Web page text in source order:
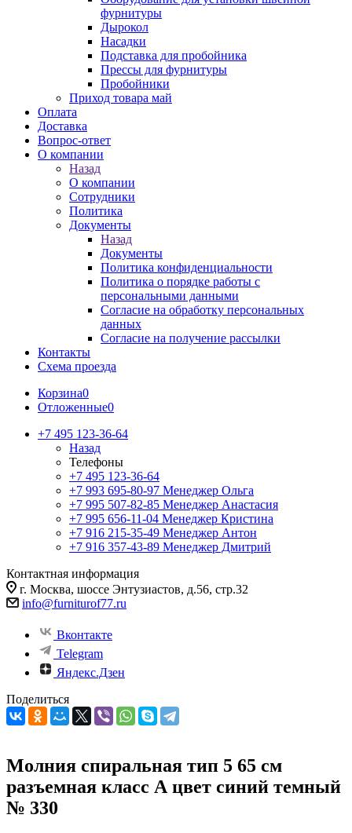
фурнитуры
Дырокол
Насадки
Подставка для пробойника
Прессы для фурнитуры
Пробойники
Приход товара май
Оплата
Доставка
Вопрос-ответ
О компании
Назад
О компании
Сотрудники
Политика
Документы
Назад
Документы
Политика конфиденциальности
Политика о порядке работы с
персональными данными
Согласие на обработку персональных
данных
Согласие на получение рассылки
Контакты
Схема проезда
Корзина0
Отложенные0
+7 495 123-36-64
Назад
Телефоны
+7 495 123-36-64
+7 993 695-80-97 Менеджер Ольга
+7 995 507-82-85 Менеджер Анастасия
+7 995 656-11-04 Менеджер Кристина
+7 916 215-35-49 Менеджер Антон
+7 916 357-43-89 Менеджер Дмитрий
Контактная информация
г. Москва, шоссе Энтузиастов, д.56, стр.32
info@furniturof77.ru
Вконтакте
Telegram
Яндекс.Дзен
Поделиться
Молния спиральная тип 5 65 см
разъемная класс А цвет синий темный
№ 330